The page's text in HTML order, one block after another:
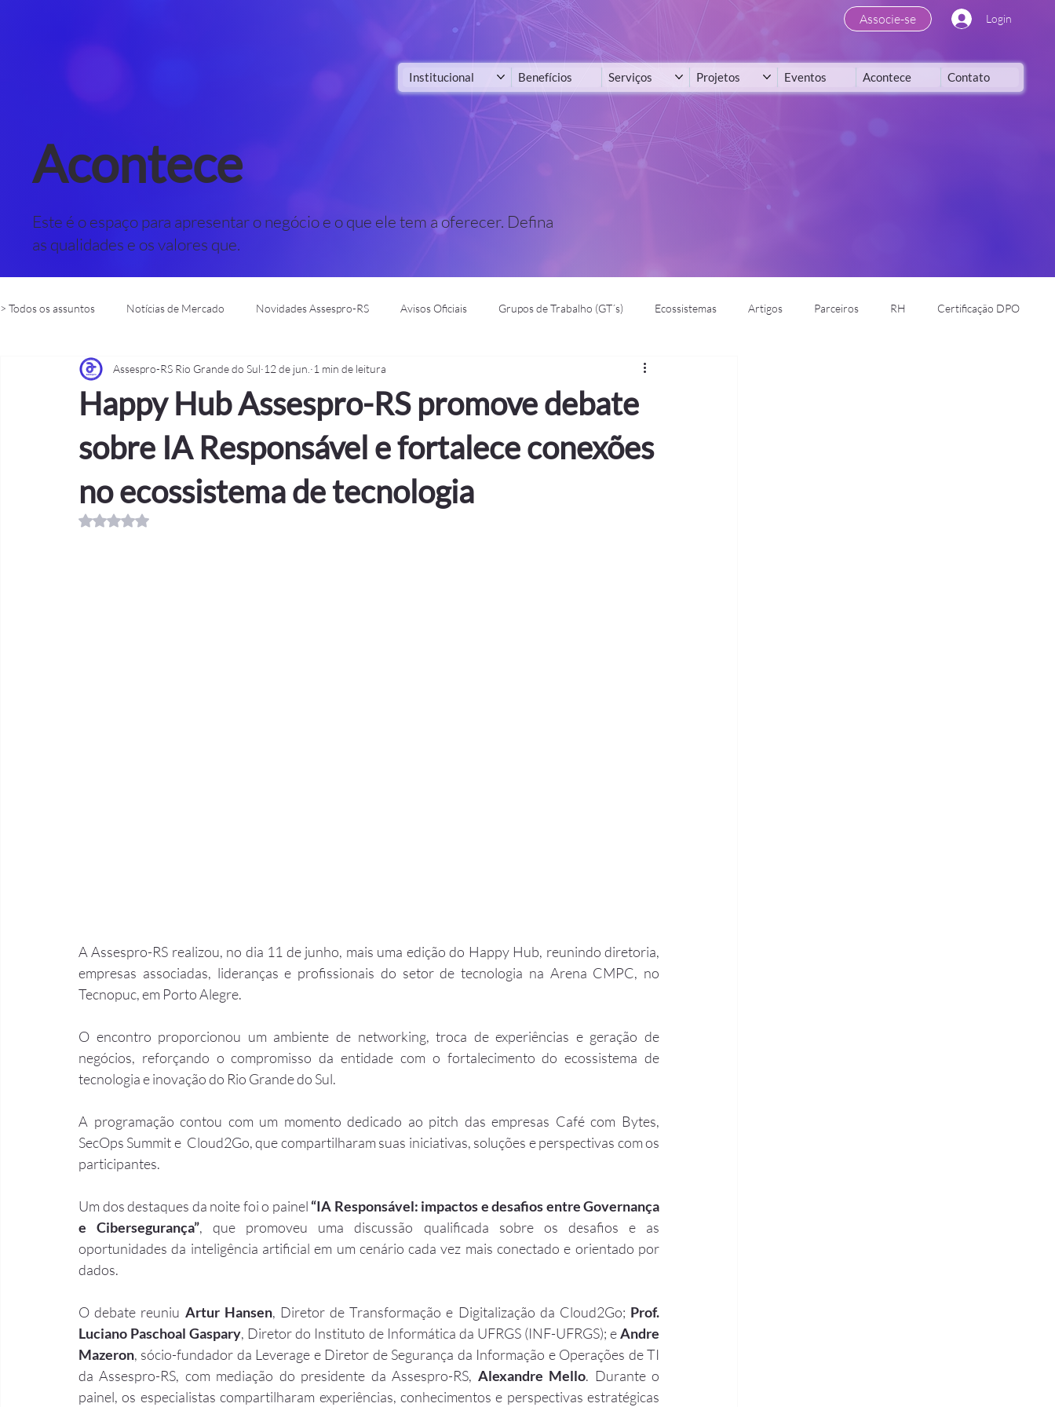
Associe-se Login
Institucional Benefícios Serviços Projetos Eventos Acontece Contato
Acontece
Este é o espaço para apresentar o negócio e o que ele tem a oferecer. Defina
as qualidades e os valores que.
> Todos os assuntos Notícias de Mercado Novidades Assespro-RS Avisos Oficiais Grupos de Trabalho (GT´s) Ecossistemas Artigos Parceiros RH Certificação DPO
Happy Hub Assespro-RS promove debate
sobre IA Responsável e fortalece conexões
no ecossistema de tecnologia
Assespro-RS Rio Grande do Sul 12 de jun. 1 min de leitura
Avaliado com NaN de 5 estrelas.
A Assespro-RS realizou, no dia 11 de junho, mais uma edição do Happy Hub, reunindo diretoria,
empresas associadas, lideranças e profissionais do setor de tecnologia na Arena CMPC, no
Tecnopuc, em Porto Alegre.
O encontro proporcionou um ambiente de networking, troca de experiências e geração de
negócios, reforçando o compromisso da entidade com o fortalecimento do ecossistema de
tecnologia e inovação do Rio Grande do Sul.
A programação contou com um momento dedicado ao pitch das empresas Café com Bytes,
SecOps Summit e  Cloud2Go, que compartilharam suas iniciativas, soluções e perspectivas com os
participantes.
Um dos destaques da noite foi o painel “IA Responsável: impactos e desafios entre Governança
e Cibersegurança”, que promoveu uma discussão qualificada sobre os desafios e as
oportunidades da inteligência artificial em um cenário cada vez mais conectado e orientado por
dados.
O debate reuniu Artur Hansen, Diretor de Transformação e Digitalização da Cloud2Go; Prof.
Luciano Paschoal Gaspary, Diretor do Instituto de Informática da UFRGS (INF-UFRGS); e Andre
Mazeron, sócio-fundador da Leverage e Diretor de Segurança da Informação e Operações de TI
da Assespro-RS, com mediação do presidente da Assespro-RS, Alexandre Mello. Durante o
painel, os especialistas compartilharam experiências, conhecimentos e perspectivas estratégicas